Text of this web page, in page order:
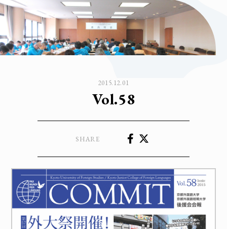
2015.12.01
Vol.58
SHARE